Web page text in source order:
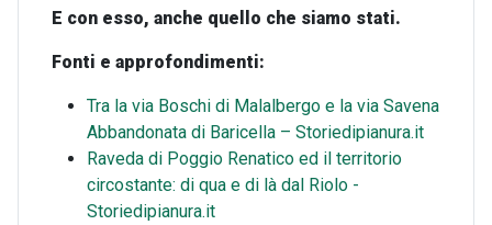
E con esso, anche quello che siamo stati.
Fonti e approfondimenti:
Tra la via Boschi di Malalbergo e la via Savena
Abbandonata di Baricella – Storiedipianura.it
Raveda di Poggio Renatico ed il territorio
circostante: di qua e di là dal Riolo -
Storiedipianura.it